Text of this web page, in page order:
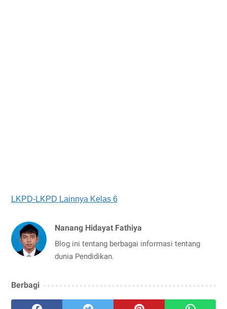
LKPD-LKPD Lainnya Kelas 6
Nanang Hidayat Fathiya
Blog ini tentang berbagai informasi tentang
dunia Pendidikan.
Berbagi